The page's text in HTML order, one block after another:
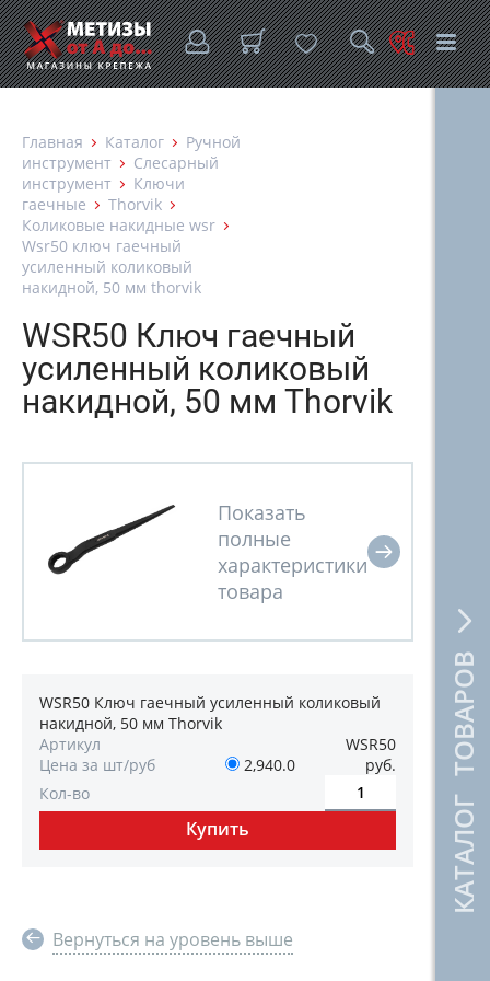
КАТАЛОГ ТОВАРОВ
Главная Каталог
Ручной
инструмент
Слесарный
инструмент
Ключи
гаечные
Thorvik
Коликовые накидные wsr
Wsr50 ключ гаечный
усиленный коликовый
накидной, 50 мм thorvik
WSR50 Ключ гаечный
усиленный коликовый
накидной, 50 мм Thorvik
WSR50 Ключ гаечный усиленный коликовый
накидной, 50 мм Thorvik
Артикул
WSR50
Цена за шт/руб
2,940.0
руб.
Кол-во
Вернуться на уровень выше